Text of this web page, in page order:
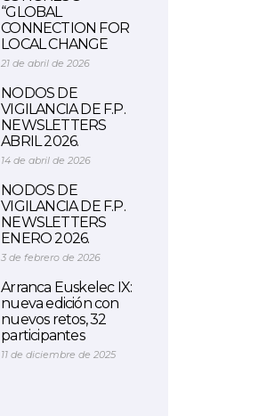
“GLOBAL
CONNECTION FOR
LOCAL CHANGE
21 de abril de 2026
NODOS DE
VIGILANCIA DE F.P.
NEWSLETTERS
ABRIL 2026.
14 de abril de 2026
NODOS DE
VIGILANCIA DE F.P.
NEWSLETTERS
ENERO 2026.
3 de febrero de 2026
Arranca Euskelec IX:
nueva edición con
nuevos retos, 32
participantes
11 de diciembre de 2025